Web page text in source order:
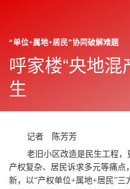
朝阳报
2026年07月08日
“单位+属地+居民”协同破解难题
呼家楼“央地
生
记者 陈芳芳
老旧小区改造是民生工程，
产权复杂、居民诉求多元等痛点
新，以“产权单位+属地+居民”
下一篇